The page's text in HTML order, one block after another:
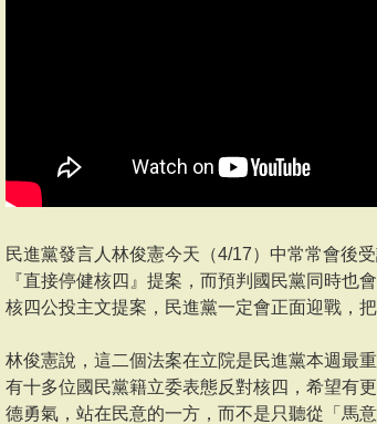
民進黨發言人林俊憲今天（4/17）中常常會後
『直接停健核四』提案，而預判國民黨同時也
核四公投主文提案，民進黨一定會正面迎戰，把
林俊憲說，這二個法案在立院是民進黨本週最
有十多位國民黨籍立委表態反對核四，希望有
德勇氣，站在民意的一方，而不是只聽從「馬意